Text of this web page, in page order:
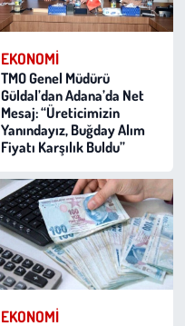
EKONOMI
TMO Genel Müdürü
Güldal’dan Adana’da Net
Mesaj: “Üreticimizin
Yanındayız, Buğday Alım
Fiyatı Karşılık Buldu”
EKONOMI